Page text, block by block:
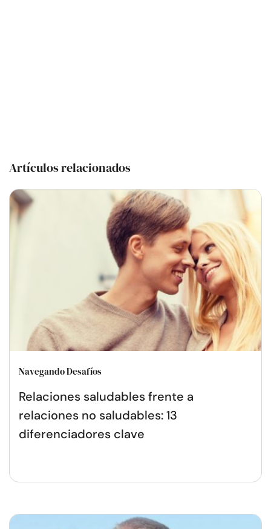
Artículos relacionados
Navegando Desafíos
Relaciones saludables frente a
relaciones no saludables: 13
diferenciadores clave